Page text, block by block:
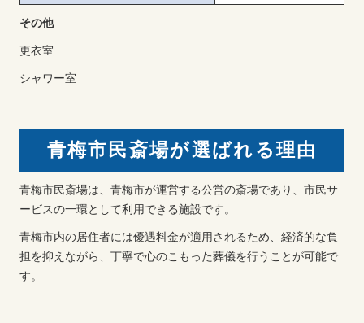
その他
更衣室
シャワー室
青梅市民斎場が選ばれる理由
青梅市民斎場は、青梅市が運営する公営の斎場であり、市民サ
ービスの一環として利用できる施設です。
青梅市内の居住者には優遇料金が適用されるため、経済的な負
担を抑えながら、丁寧で心のこもった葬儀を行うことが可能で
す。